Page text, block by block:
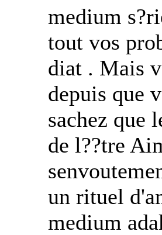
medium
tout vos
diat . Mais
depuis que
sachez que
de l??tre
un rituel
medium